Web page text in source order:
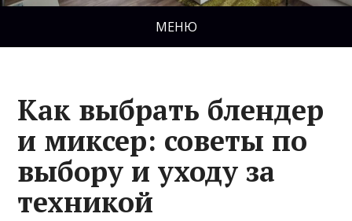
МЕНЮ
Как выбрать блендер
и миксер: советы по
выбору и уходу за
техникой